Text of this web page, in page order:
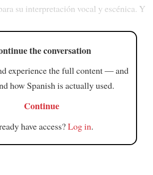
su interpretación vocal y escénica. Y
the conversation
experience the full content — and
how Spanish is actually used.
Continue
have access?Log in.